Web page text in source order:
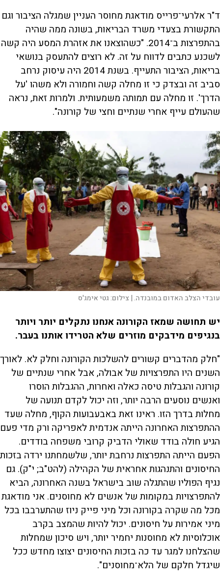
ד"ר אלרעי־פרייס מודאגת מחוסר העניין שמגלה הציבור וגם
התקשורת בצעדי משרד הבריאות, בשונה ממה שהיה
בהתפרצות ב־2014. "כשהוצאנו את אזהרת המסע היה קשה
לשכנע כתבים לדווח על זה. לא רוצים להתעסק בנושאי
בריאות, הציבור התעייף. בשנת 2014 היה עיסוק נרחב
סביב זה ובצדק כי זו מחלה קשה וחמורה ולא משהו 'על
הדרך'. זו מחלה עם תמותה משמעותית. ולמרות זאת, נראה
שהעולם עייף אחרי שנתיים וחצי של קורונה".
עובדי הצלב האדום במובנדה. | צילום:גטי אימג'ס
יש תחושה שמאז הקורונה אנחנו נתקלים יותר ויותר
בנגיפים מידבקים מוזרים שלא הטרידו אותנו בעבר.
"חלק מהדברים קשורים להשלכות הקורונה וחלק לא. לאורך
השנים היו התפרצויות של אבולה, אבל אחרי שנתיים של
קורונה והגבלות טיסה כאלה ואחרות, ההגבלות הוסרו
ואנשים נוסעים הרבה יותר, וזה יכול לקדם תנועה של
מחלות בדרך הזו. ראינו זאת באבעבועות הקוף, מחלה שעד
ההתפרצות האחרונה הייתה אנדמית לאפריקה ורק מדי פעם
הגיע חולה בודד שאולי הדביק קרובי משפחה בודדים.
הפעם הייתה התפרצות נרחבת יותר, שלשמחתנו ירדה בזכות
החיסונים והתנהגות אחראית של הקהילה (להט"ב; י"ק). גם
נגיף הפוליו שהתגלה שוב בישראל בשנה האחרונה, הביא
להתפרצויות במקומות של אנשים לא מחוסנים. אני מודאגת
מכל מה שקרה בקורונה וכל מיני פייק ניוז שהתערבבו בכל
מיני אמירות על חיסונים. יכול להיות שהמצב בקרב
אוכלוסיות לא מחוסנות יחמיר יותר, ויש סיכון שמחלות
שהצלחנו למגר עד כה בזכות החיסונים יצוצו מחדש ככל
שיגדל חלקם של הלא־מחוסנים".